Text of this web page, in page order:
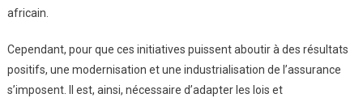
africain.
Cependant, pour que ces initiatives puissent aboutir à des résultats
positifs, une modernisation et une industrialisation de l’assurance
s’imposent. Il est, ainsi, nécessaire d’adapter les lois et